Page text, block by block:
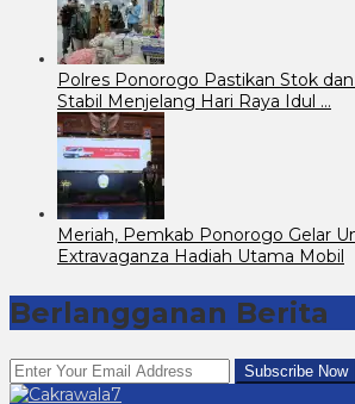
Polres Ponorogo Pastikan Stok
Stabil Menjelang Hari Raya Idul …
Meriah, Pemkab Ponorogo Gelar
Extravaganza Hadiah Utama Mobil
Berlangganan Berita